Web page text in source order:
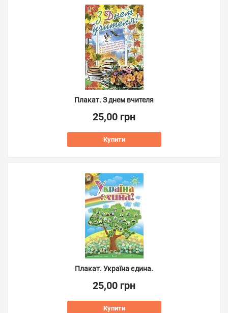
Плакат. З днем вчителя
25,00 грн
Купити
Плакат. Україна єдина.
25,00 грн
Купити